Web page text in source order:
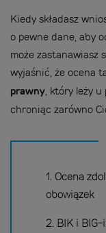
Kiedy składasz
o pewne dane, aby
może zastanawiasz
wyjaśnić, że ocena
prawny, który leży u
chroniąc zarówno
1. Ocena
obowiązek
2. BIK i BIG-